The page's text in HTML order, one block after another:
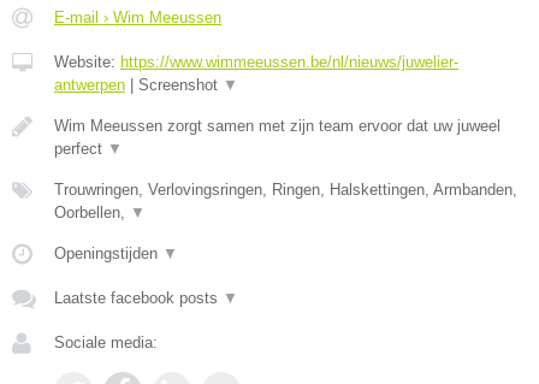
E-mail › Wim Meeussen
Website: https://www.wimmeeussen.be/nl/nieuws/juwelier-
antwerpen
Screenshot ▼
Wim Meeussen zorgt samen met zijn team ervoor dat uw juweel
perfect ▼
Trouwringen, Verlovingsringen, Ringen, Halskettingen, Armbanden,
Oorbellen, ▼
Openingstijden ▼
Laatste facebook posts ▼
Sociale media: